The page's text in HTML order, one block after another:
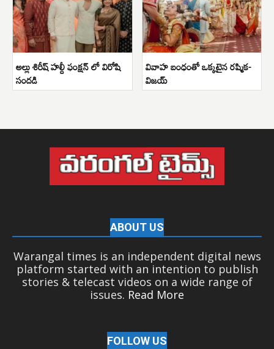
అల్లు శిరీష్ హల్దీ ఫంక్షన్ లో విరోషి
సందడి
వివాహ బంధంతో ఒక్కటైన రష్మిక-
విజయ్
ABOUT US
Warangal times is an independent digital news
platform started with an intention to publish
stories & telecast videos on a wide range of
issues. Read More
FOLLOW US